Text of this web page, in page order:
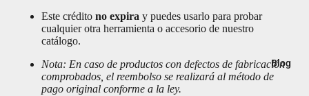
y
Blog
Este crédito no expira y puedes usarlo para probar
cualquier otra herramienta o accesorio de nuestro
catálogo.
Nota: En caso de productos con defectos de fabricación
comprobados, el reembolso se realizará al método de
pago original conforme a la ley.